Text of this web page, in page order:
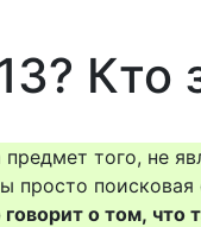
Кто
того, не
просто
о том, что